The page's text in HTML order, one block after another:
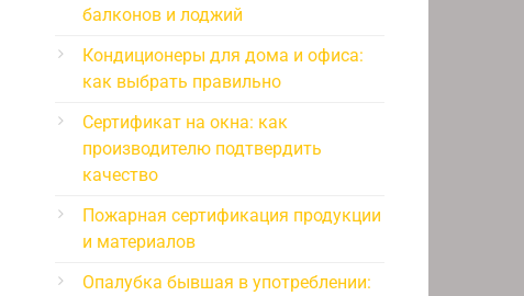
балконов и лоджий
Кондиционеры для дома и офиса:
как выбрать правильно
Сертификат на окна: как
производителю подтвердить
качество
Пожарная сертификация продукции
и материалов
Опалубка бывшая в употреблении: